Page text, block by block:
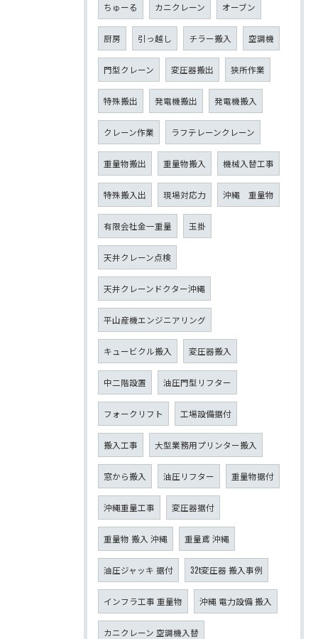
ちゅーる カニクレーン オーブン
厨房 引っ越し チラー搬入 空調機
門型クレーン 変圧器搬出 狭所作業
特殊搬出 発電機搬出 発電機搬入
クレーン作業 ラフテレーンクレーン
重量物搬出 重量物搬入 機械入替工事
特殊搬入出 現場対応力 沖縄 重量物
有限会社金一重量 玉掛
天井クレーン点検
天井クレーンドクター沖縄
平山産機エンジニアリング
キュービクル搬入 変圧器搬入
中二階設置 油圧門型リフター
フォークリフト 工場設備据付
搬入工事 大型業務用プリンター搬入
窓から搬入 油圧リフター 重量物据付
沖縄重量工事 変圧器据付
重量物 搬入 沖縄 重量鳶 沖縄
油圧ジャッキ 据付 32t変圧器 搬入事例
インフラ工事 重量物 沖縄 電力設備 搬入
カニクレーン 空調機入替